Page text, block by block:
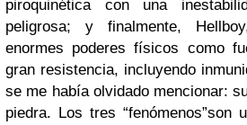
piroquinética con una
peligrosa; y finalmente,
enormes poderes físicos como
gran resistencia, incluyendo
se me había olvidado mencionar:
piedra. Los tres “fenómenos”son